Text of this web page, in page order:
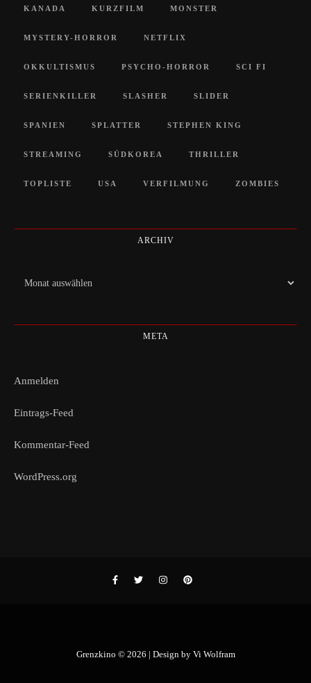
KANADA KURZFILM MONSTER
MYSTERY-HORROR NETFLIX
OKKULTISMUS PSYCHO-HORROR SCI FI
SERIENKILLER SLASHER SLIDER
SPANIEN SPLATTER STEPHEN KING
STREAMING SÜDKOREA THRILLER
TOPLISTE USA VERFILMUNG ZOMBIES
ARCHIV
Archiv
META
Anmelden
Eintrags-Feed
Kommentar-Feed
WordPress.org
Grenzkino © 2026 | Design by Vi Wolfram